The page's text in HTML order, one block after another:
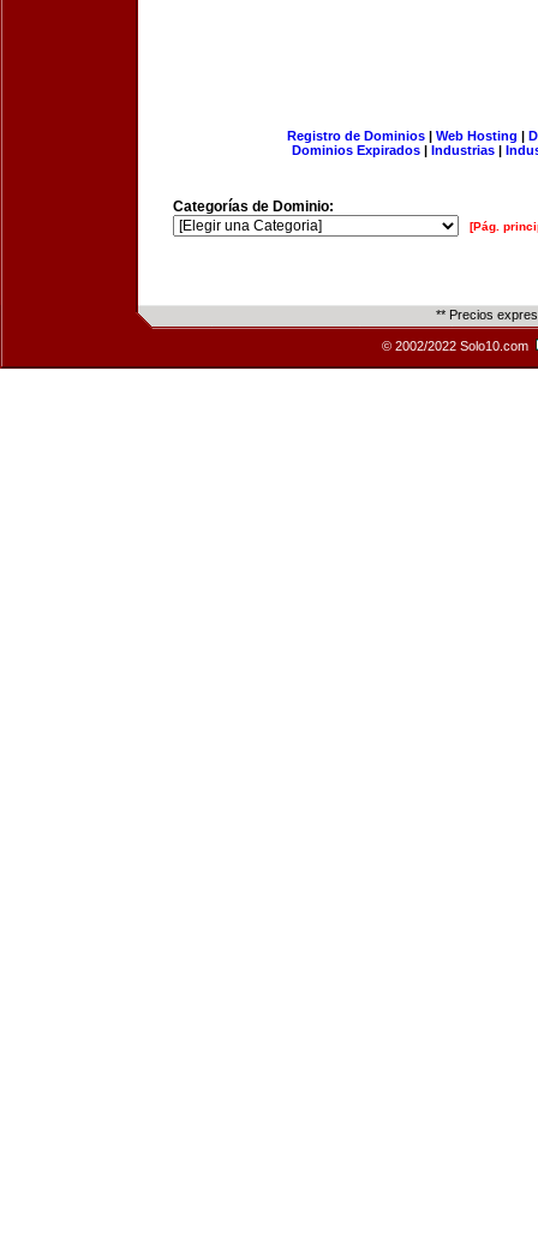
Registro de Dominios| Web Hosting |
Dominios Expirados | Industrias |
Categorías de Dominio:
[Pág.
** Precios
© 2002/2022 Solo10.com